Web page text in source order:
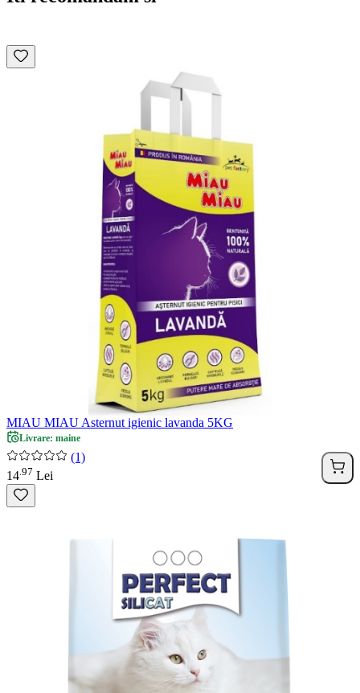
MIAU MIAU Asternut igienic lavanda 5KG
Livrare: maine
(1)
14 97 Lei